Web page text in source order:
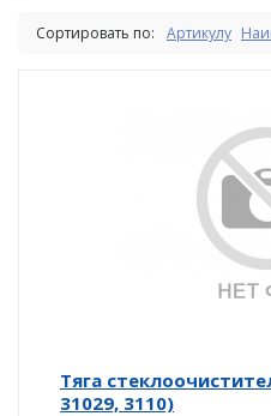
Сортировать по: Артикулу
Тяга
31029, 3110)